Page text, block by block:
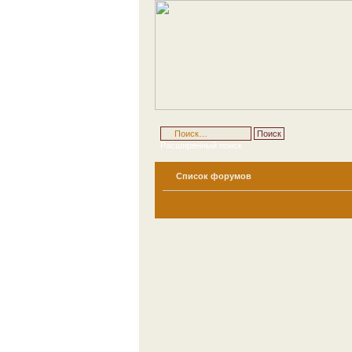
Расширенный поиск
Список форумов